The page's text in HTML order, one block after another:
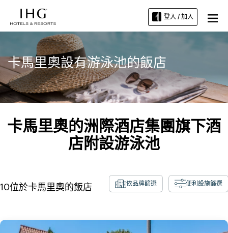
登入 / 加入
卡馬里奧設有游泳池的飯店
卡馬里奧的洲際酒店集團旗下酒
店附設游泳池
10位於卡馬里奧的飯店 依品牌篩選 便利設施篩選